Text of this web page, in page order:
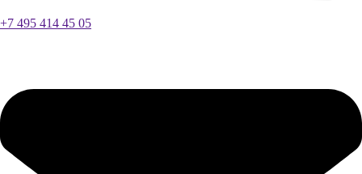
+7 495 414 45 05